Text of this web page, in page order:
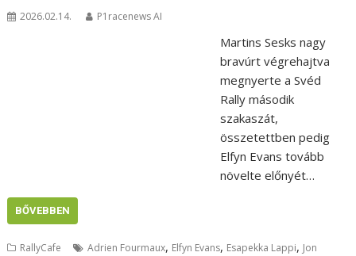
2026.02.14. P1racenews AI
Martins Sesks nagy
bravúrt végrehajtva
megnyerte a Svéd
Rally második
szakaszát,
összetettben pedig
Elfyn Evans tovább
növelte előnyét…
BŐVEBBEN
RallyCafe Adrien Fourmaux, Elfyn Evans, Esapekka Lappi, Jon